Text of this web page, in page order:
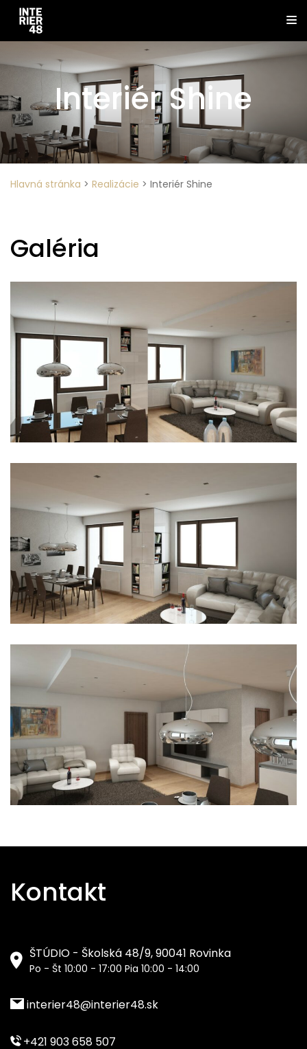
Interiér Shine
Hlavná stránka > Realizácie > Interiér Shine
Galéria
Kontakt
ŠTÚDIO - Školská 48/9, 90041 Rovinka
Po - Št 10:00 - 17:00 Pia 10:00 - 14:00
interier48@interier48.sk
+421 903 658 507